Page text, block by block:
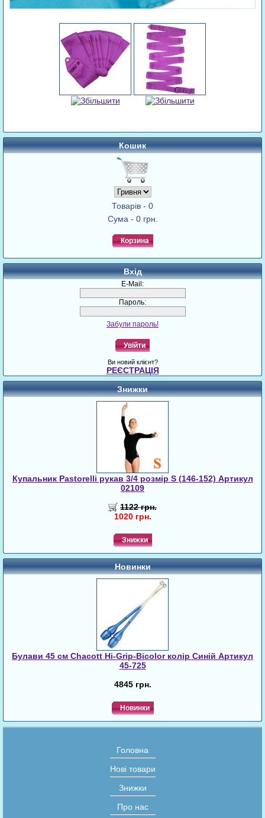
Кошик
Товарів - 0
Сума - 0 грн.
Корзина
Вхід
E-Mail:
Пароль:
Забули пароль!
Увійти
Ви новий клієнт?
РЕЄСТРАЦІЯ
Знижки
Купальник Pastorelli рукав 3/4 розмір S (146-152) Артикул
02109
1122 грн.
1020 грн.
Знижки
Новинки
Булави 45 cм Chacott Hi-Grip-Bicolor колір Синій Артикул
45-725
4845 грн.
Новинки
Головна
Нові товари
Знижки
Про нас